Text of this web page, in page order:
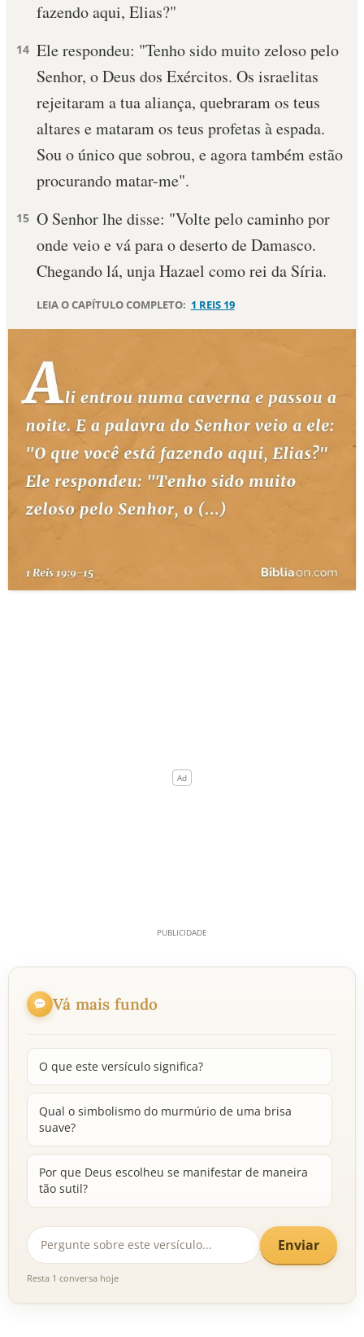
fazendo aqui, Elias?"
14 Ele respondeu: "Tenho sido muito zeloso pelo
Senhor, o Deus dos Exércitos. Os israelitas
rejeitaram a tua aliança, quebraram os teus
altares e mataram os teus profetas à espada.
Sou o único que sobrou, e agora também estão
procurando matar-me".
15 O Senhor lhe disse: "Volte pelo caminho por
onde veio e vá para o deserto de Damasco.
Chegando lá, unja Hazael como rei da Síria.
LEIA O CAPÍTULO COMPLETO: 1 REIS 19
Vá mais fundo
O que este versículo significa?
Qual o simbolismo do murmúrio de uma brisa
suave?
Por que Deus escolheu se manifestar de maneira
tão sutil?
Enviar
Resta 1 conversa hoje